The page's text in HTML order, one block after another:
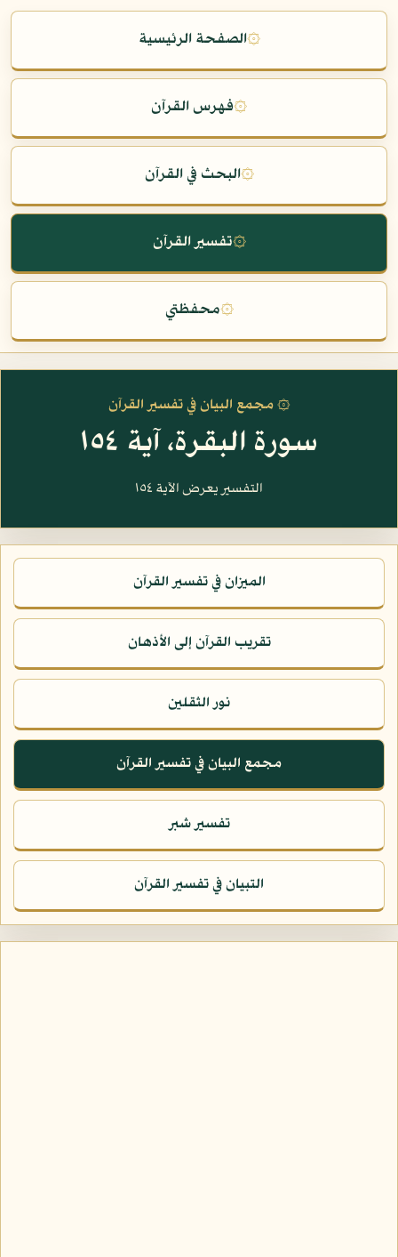
۞الصفحة الرئيسية
۞فهرس القرآن
۞البحث في القرآن
۞تفسير القرآن
۞محفظتي
۞ مجمع البيان في تفسير القرآن
سورة البقرة، آية ١٥٤
التفسير يعرض الآية ١٥٤
الميزان في تفسير القرآن
تقريب القرآن إلى الأذهان
نور الثقلين
مجمع البيان في تفسير القرآن
تفسير شبر
التبيان في تفسير القرآن